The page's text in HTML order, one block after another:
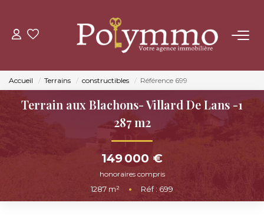
LOUER
ESTIMER
NOS AGENCES
Accueil Terrains constructibles Référence 699
Terrain aux Blachons- Villard De Lans -1
287 m2
149 000 €
honoraires compris
1287 m² • Réf : 699